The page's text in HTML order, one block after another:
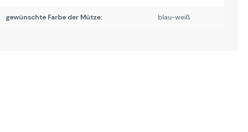
gewünschte Farbe der Mütze: blau-weiß